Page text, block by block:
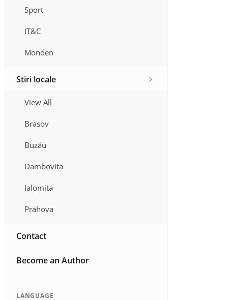
Sport
IT&C
Monden
Stiri locale
View All
Brasov
Buzău
Dambovita
Ialomita
Prahova
Contact
Become an Author
LANGUAGE